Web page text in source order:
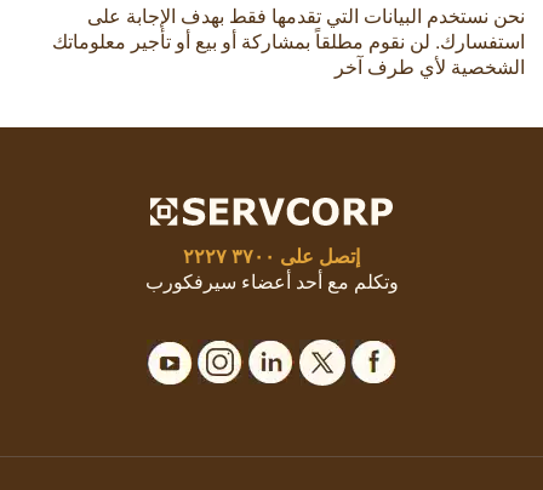
نحن نستخدم البيانات التي تقدمها فقط بهدف الإجابة على
استفسارك. لن نقوم مطلقاً بمشاركة أو بيع أو تأجير معلوماتك
الشخصية لأي طرف آخر
إتصل على ٣٧٠٠ ٢٢٢٧
وتكلم مع أحد أعضاء سيرفكورب